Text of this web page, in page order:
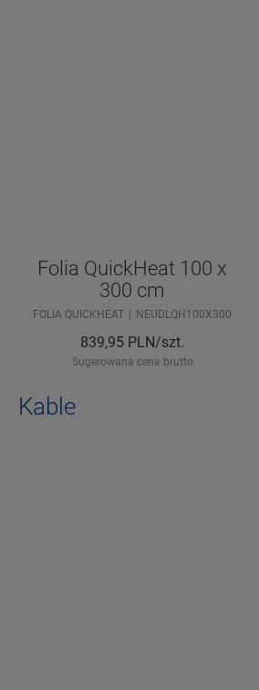
Folia QuickHeat 100 x
300 cm
FOLIA QUICKHEAT NEUDLQH100X300
839,95 PLN/szt.
Sugerowana cena brutto
Kable